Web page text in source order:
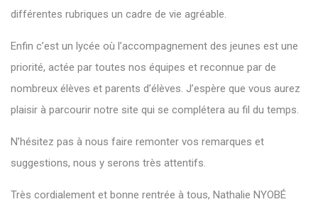
différentes rubriques un cadre de vie agréable.
Enfin c’est un lycée où l’accompagnement des jeunes est une
priorité, actée par toutes nos équipes et reconnue par de
nombreux élèves et parents d’élèves. J’espère que vous aurez
plaisir à parcourir notre site qui se complétera au fil du temps.
N’hésitez pas à nous faire remonter vos remarques et
suggestions, nous y serons très attentifs.
Très cordialement et bonne rentrée à tous, Nathalie NYOBÉ